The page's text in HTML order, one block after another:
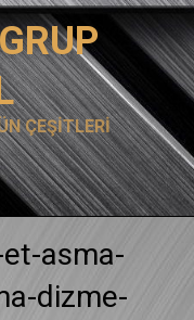
ÇEŞITLERI
asma-
dizme-